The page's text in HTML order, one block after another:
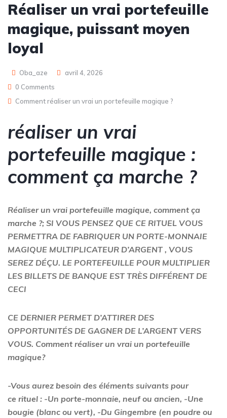
Réaliser un vrai portefeuille
magique, puissant moyen
loyal
Oba_aze
avril 4, 2026
0 Comments
Comment réaliser un vrai un portefeuille magique ?
réaliser un vrai
portefeuille magique :
comment ça marche ?
Réaliser un vrai portefeuille magique, comment ça
marche ?; SI VOUS PENSEZ QUE CE RITUEL VOUS
PERMETTRA DE FABRIQUER UN PORTE-MONNAIE
MAGIQUE MULTIPLICATEUR D’ARGENT , VOUS
SEREZ DÉÇU. LE PORTEFEUILLE POUR MULTIPLIER
LES BILLETS DE BANQUE EST TRÈS DIFFÉRENT DE
CECI
CE DERNIER PERMET D’ATTIRER DES
OPPORTUNITÉS DE GAGNER DE L’ARGENT VERS
VOUS. Comment réaliser un vrai un portefeuille
magique?
-Vous aurez besoin des éléments suivants pour
ce rituel : -Un porte-monnaie, neuf ou ancien, -Une
bougie (blanc ou vert), -Du Gingembre (en poudre ou